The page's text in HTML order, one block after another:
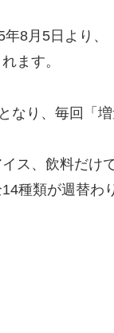
年8月5日より、
ます。
なり、毎回「
ス、飲料だけ
種類が週替わ